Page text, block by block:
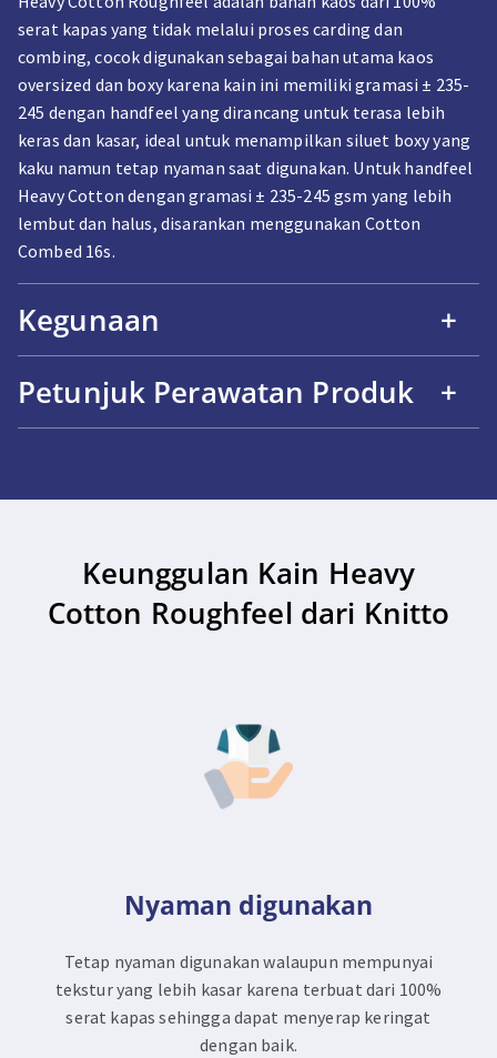
serat kapas yang tidak melalui proses carding dan
combing, cocok digunakan sebagai bahan utama kaos
oversized dan boxy karena kain ini memiliki gramasi ± 235-
245 dengan handfeel yang dirancang untuk terasa lebih
keras dan kasar, ideal untuk menampilkan siluet boxy yang
kaku namun tetap nyaman saat digunakan. Untuk handfeel
Heavy Cotton dengan gramasi ± 235-245 gsm yang lebih
lembut dan halus, disarankan menggunakan Cotton
Combed 16s.
Kegunaan
+
Petunjuk Perawatan Produk
+
Keunggulan Kain Heavy
Cotton Roughfeel dari Knitto
Nyaman digunakan
Tetap nyaman digunakan walaupun mempunyai
tekstur yang lebih kasar karena terbuat dari 100%
serat kapas sehingga dapat menyerap keringat
dengan baik.